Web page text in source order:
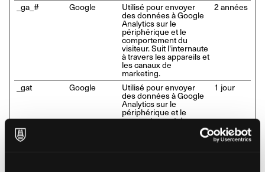
_ga_# Google Utilisé pour envoyer
des données à Google
Analytics sur le
périphérique et le
comportement du
visiteur. Suit l'internaute
à travers les appareils et
les canaux de
marketing.
2 années
_gat Google Utilisé pour envoyer
des données à Google
Analytics sur le
périphérique et le
comportement du
visiteur. Suit l'internaute
à travers les appareils et
1 jour